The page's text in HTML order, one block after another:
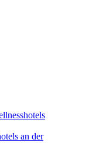
an der